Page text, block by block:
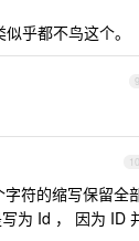
乎都不鸟这个。
9
10
符的缩写保留全
为 Id ， 因为 ID